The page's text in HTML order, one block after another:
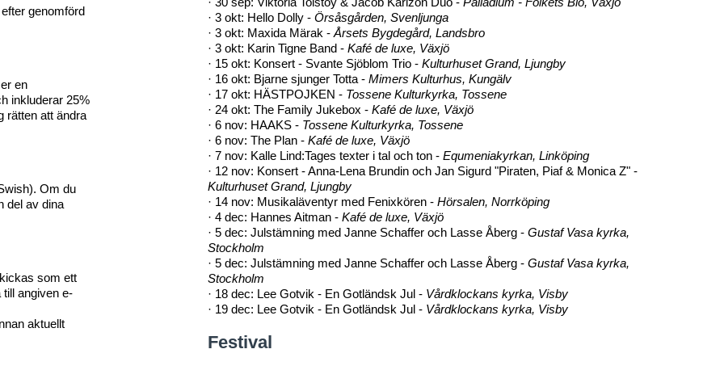
genomförd
en
inkluderar 25%
rätten att ändra
Om du
del av dina
som ett
angiven e-
aktuellt
· 3 okt: Hello Dolly - Örsåsgården, Svenljunga
· 3 okt: Maxida Märak - Årsets Bygdegård, Landsbro
· 3 okt: Karin Tigne Band - Kafé de luxe, Växjö
· 15 okt: Konsert - Svante Sjöblom Trio - Kulturhuset Grand, Ljungby
· 16 okt: Bjarne sjunger Totta - Mimers Kulturhus, Kungälv
· 17 okt: HÄSTPOJKEN - Tossene Kulturkyrka, Tossene
· 24 okt: The Family Jukebox - Kafé de luxe, Växjö
· 6 nov: HAAKS - Tossene Kulturkyrka, Tossene
· 6 nov: The Plan - Kafé de luxe, Växjö
· 7 nov: Kalle Lind:Tages texter i tal och ton - Equmeniakyrkan, Linköping
· 12 nov: Konsert - Anna-Lena Brundin och Jan Sigurd "Piraten, Piaf & Monica Z" -
Kulturhuset Grand, Ljungby
· 14 nov: Musikaläventyr med Fenixkören - Hörsalen, Norrköping
· 4 dec: Hannes Aitman - Kafé de luxe, Växjö
· 5 dec: Julstämning med Janne Schaffer och Lasse Åberg - Gustaf Vasa kyrka,
Stockholm
· 5 dec: Julstämning med Janne Schaffer och Lasse Åberg - Gustaf Vasa kyrka,
Stockholm
· 18 dec: Lee Gotvik - En Gotländsk Jul - Vårdklockans kyrka, Visby
· 19 dec: Lee Gotvik - En Gotländsk Jul - Vårdklockans kyrka, Visby
Festival